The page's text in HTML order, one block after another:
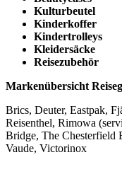
Kulturbeutel
Kinderkoffer
Kindertrolleys
Kleidersäcke
Reisezubehör
Markenübersicht
Brics, Deuter, Eastpak,
Reisenthel, Rimowa
Bridge, The Chesterfield
Vaude, Victorinox